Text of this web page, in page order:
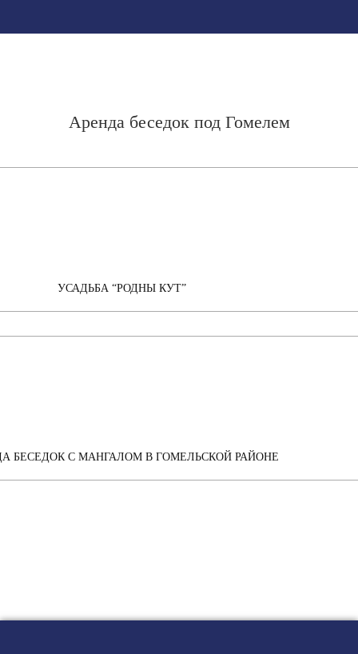
Аренда беседок под Гомелем
УСАДЬБА “РОДНЫ КУТ”
БЕСЕДОК С МАНГАЛОМ В ГОМЕЛЬСКОЙ РАЙОНЕ